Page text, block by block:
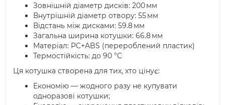
Зовнішній діаметр дисків: 200 мм
Внутрішній діаметр отвору: 55 мм
Відстань між дисками: 59.8 мм
Загальна ширина котушки: 66.8 мм
Матеріал: PC+ABS (перероблений пластик)
Термостійкість: до 90 °C
Ця котушка створена для тих, хто цінує:
Економію — жодного разу не купувати
одноразові котушки;